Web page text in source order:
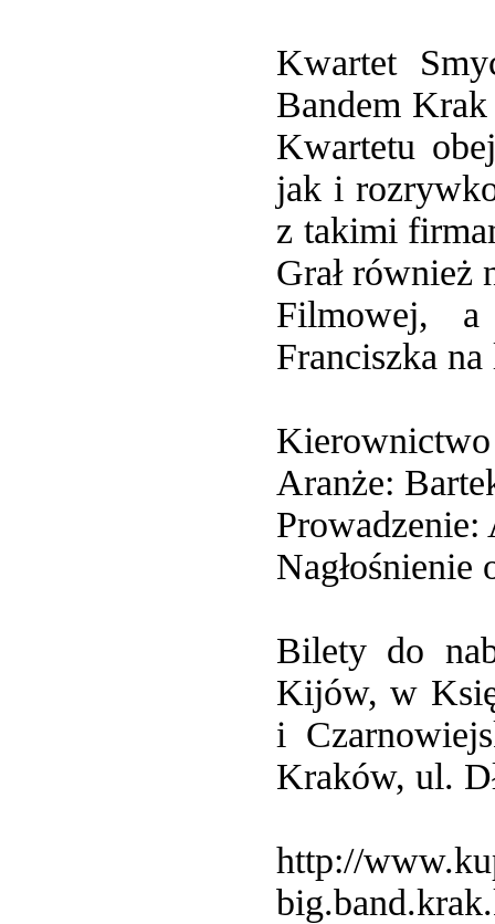
Kwartet
Bandem
Kwartetu
jak i
z takimi
Grał
Filmowej, a
Franciszka
Kierownictwo
Aranże:
Bilety do
Kijów, w
i
Kraków, ul.
http://